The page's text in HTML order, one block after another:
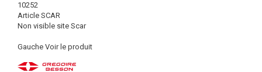
10252
Article SCAR
Non visible site Scar
Gauche Voir le produit